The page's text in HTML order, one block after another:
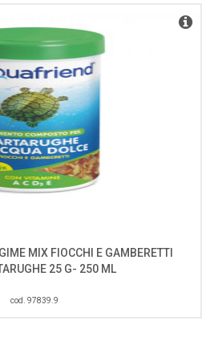
MIX FIOCCHI E GAMBERETTI
25 G- 250 ML
cod. 97839.9